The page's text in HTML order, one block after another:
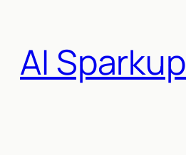
AI Sparkup